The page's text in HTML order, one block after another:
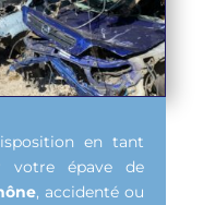
en tant
votre épave de
, accidenté ou